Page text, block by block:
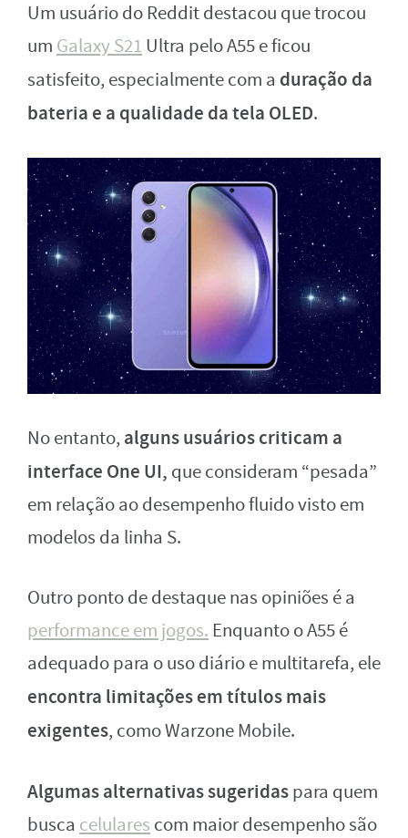
Um usuário do Reddit destacou que trocou
um Galaxy S21 Ultra pelo A55 e ficou
satisfeito, especialmente com a duração da
bateria e a qualidade da tela OLED.
No entanto, alguns usuários criticam a
interface One UI, que consideram “pesada”
em relação ao desempenho fluido visto em
modelos da linha S.
Outro ponto de destaque nas opiniões é a
performance em jogos. Enquanto o A55 é
adequado para o uso diário e multitarefa, ele
encontra limitações em títulos mais
exigentes, como Warzone Mobile.
Algumas alternativas sugeridaspara quem
busca celulares com maior desempenho são